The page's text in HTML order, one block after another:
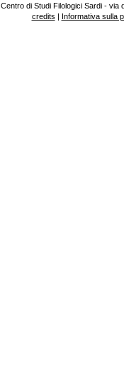
Centro di Studi Filologici Sardi - via
credits | Informativa sulla